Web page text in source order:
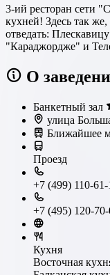
3-ий ресторан сети
кухней! Здесь так
отведать:
"Караджордже" и
О
Банкетный зал
улица
Ближайшее
Проезд
+7 (499) 110-61-
+7 (495) 120-70-
Кухня
Восточная